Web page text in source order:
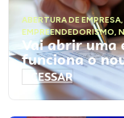
ABERTURA DE EMPRESA,
EMPREENDEDORISMO,
Vai abrir uma
funciona o
ACESSAR